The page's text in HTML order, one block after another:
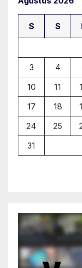
S S
3
4
10
11
17
18
24
25
31